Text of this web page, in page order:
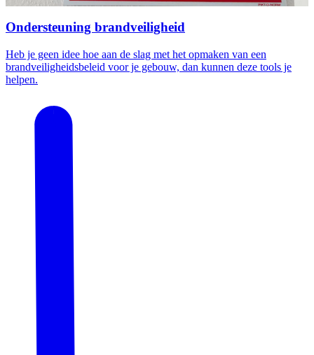
Ondersteuning brandveiligheid
Heb je geen idee hoe aan de slag met het opmaken van een
brandveiligheidsbeleid voor je gebouw, dan kunnen deze tools je
helpen.